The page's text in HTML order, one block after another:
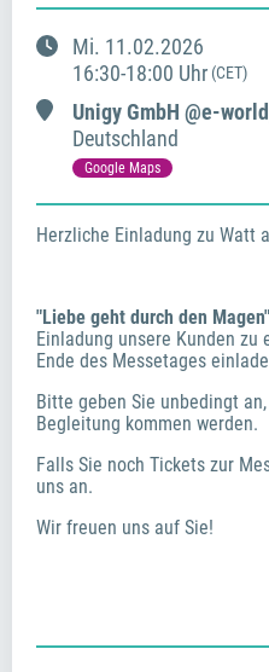
Mi. 11.02.2026
16:30-18:00 Uhr (CET)
Unigy GmbH @e-
Deutschland
Google Maps
Herzliche Einladung zu Watt
"Liebe geht durch den Magen"
Einladung unsere Kunden
Ende des Messetages
Bitte geben Sie unbedingt
Begleitung kommen werden.
Falls Sie noch Tickets zur
uns an.
Wir freuen uns auf Sie!